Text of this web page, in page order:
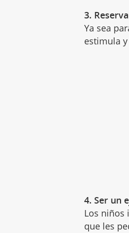
3.
Ya sea
estimula
4. Ser un
Los niños
que les